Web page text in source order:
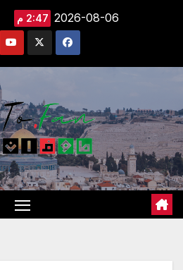
2026-08-06 2:47 م